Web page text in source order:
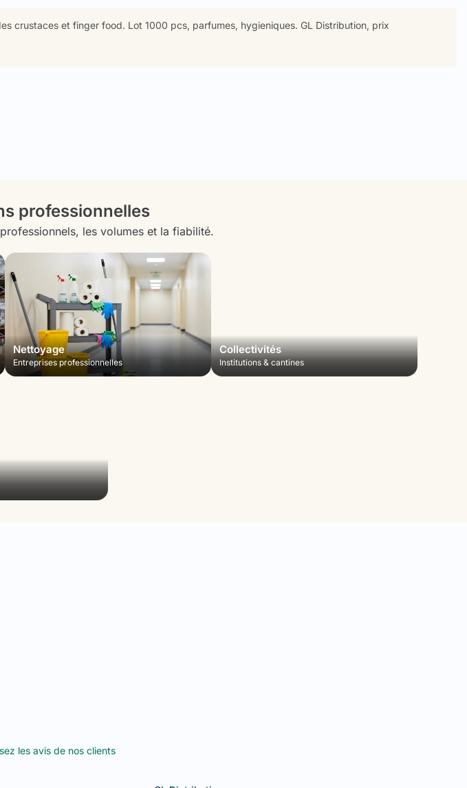
crustaces et finger food. Lot 1000 pcs, parfumes, hygieniques. GL Distribution, prix
professionnelles
les volumes et la fiabilité.
Nettoyage
Entreprises professionnelles
Collectivités
Institutions & cantines
les avis de nos clients